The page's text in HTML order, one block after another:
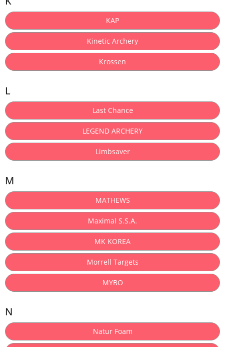
KAP
Kinetic Archery
Krossen
L
Last Chance
LEGEND ARCHERY
Limbsaver
M
MATHEWS
Maximal S.S.A.
MK KOREA
Morrell Targets
MYBO
N
Natur Foam